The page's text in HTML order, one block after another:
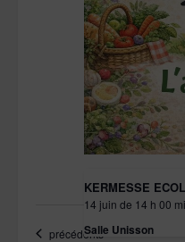
KERMESSE
14 juin de 14 h 00
Salle Unisson
Évènements
précédents